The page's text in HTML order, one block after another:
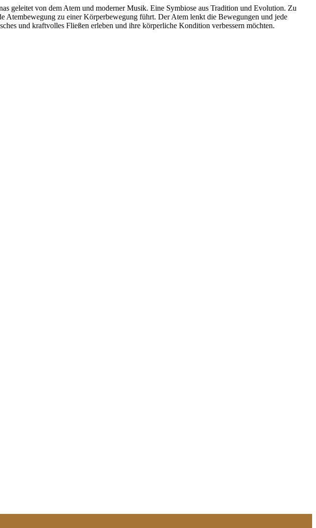
geleitet von dem Atem und moderner Musik. Eine Symbiose aus Tradition und Evolution. Zu
Atembewegung zu einer Körperbewegung führt. Der Atem lenkt die Bewegungen und jede
und kraftvolles Fließen erleben und ihre körperliche Kondition verbessern möchten.